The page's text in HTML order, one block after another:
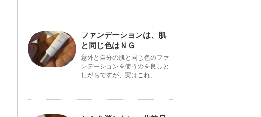
ファンデーションは、肌
と同じ色はＮＧ
意外と自分の肌と同じ色のファ
ンデーションを使うのを良しと
しがちですが、実はこれ、 …